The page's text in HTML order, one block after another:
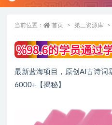
当前位置： 首页 第三资源库
最新蓝海项目，原创AI古诗词
6000+【揭秘】